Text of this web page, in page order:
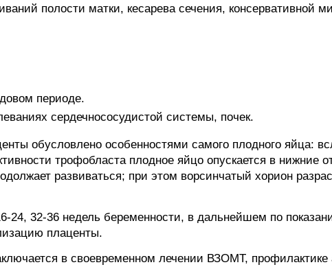
полости матки, кесарева сечения, консервативной
периоде.
сердечнососудистой системы, почек.
обусловлено особенностями самого плодного яйца:
трофобласта плодное яйцо опускается в нижние
развиваться; при этом ворсинчатый хорион
24, 32-36 недель беременности, в дальнейшем по
плаценты.
в своевременном лечении ВЗОМТ, профилактике